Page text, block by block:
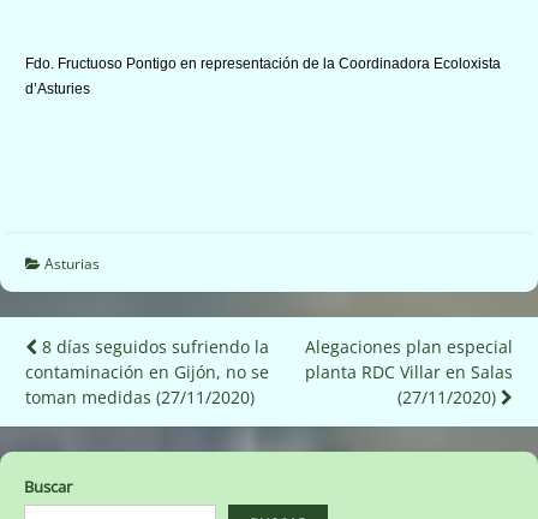
Fdo. Fructuoso Pontigo en representación de la Coordinadora Ecoloxista
d’Asturies
Asturias
Navegación
de
entradas
8 días seguidos sufriendo la
contaminación en Gijón, no se
toman medidas (27/11/2020)
Alegaciones plan especial
planta RDC Villar en Salas
(27/11/2020)
Buscar